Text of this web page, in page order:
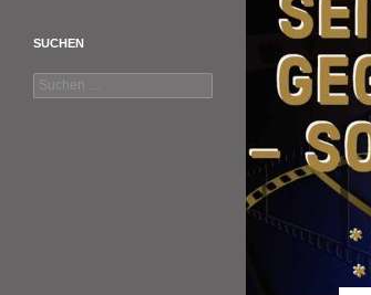
SUCHEN
Suchen
nach: